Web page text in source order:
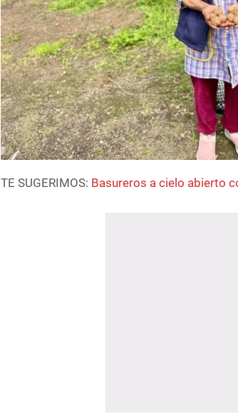
TE SUGERIMOS: Basureros a cielo abierto